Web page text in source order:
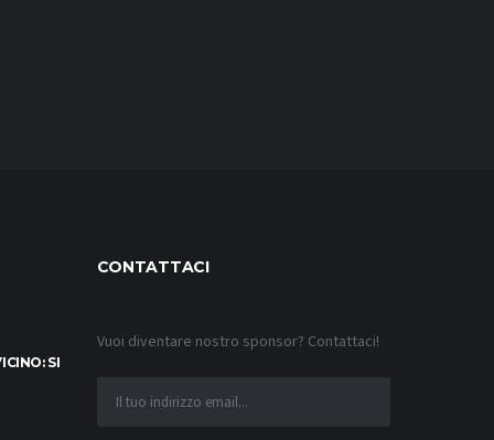
SI
CONTATTACI
Vuoi diventare nostro sponsor? Contattaci!